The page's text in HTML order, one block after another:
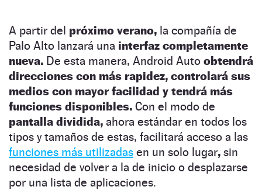
A partir del próximo verano, la compañía de
Palo Alto lanzará una interfaz completamente
nueva. De esta manera, Android Auto obtendrá
direcciones con más rapidez, controlará sus
medios con mayor facilidad y tendrá más
funciones disponibles. Con el modo de
pantalla dividida, ahora estándar en todos los
tipos y tamaños de estas, facilitará acceso a las
funciones más utilizadas en un solo lugar, sin
necesidad de volver a la de inicio o desplazarse
por una lista de aplicaciones.